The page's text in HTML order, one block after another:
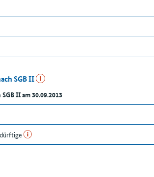
SGB II
II am 30.09.2013